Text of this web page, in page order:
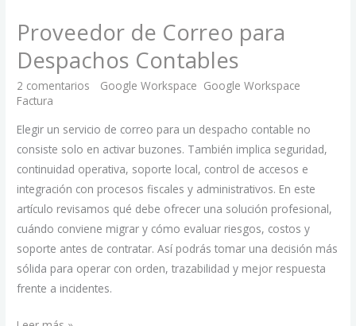
Proveedor de Correo para
Despachos Contables
2 comentarios Google Workspace Google Workspace
Factura
Elegir un servicio de correo para un despacho contable no
consiste solo en activar buzones. También implica seguridad,
continuidad operativa, soporte local, control de accesos e
integración con procesos fiscales y administrativos. En este
artículo revisamos qué debe ofrecer una solución profesional,
cuándo conviene migrar y cómo evaluar riesgos, costos y
soporte antes de contratar. Así podrás tomar una decisión más
sólida para operar con orden, trazabilidad y mejor respuesta
frente a incidentes.
para
Despachos
Contables